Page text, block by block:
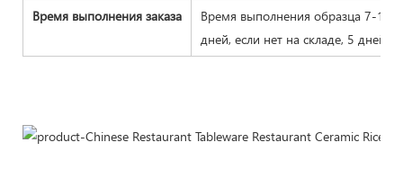
Время выполнения заказа
Время выполнения образца 7-15
дней, если нет на складе, 5 дней,